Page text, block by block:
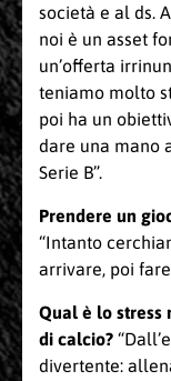
società e al ds.
noi è un asset
un’offerta
teniamo molto
poi ha un
dare una mano
Serie B”.
Prendere un
“Intanto
arrivare, poi
Qual è lo stress
di calcio?
divertente: